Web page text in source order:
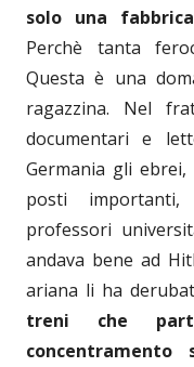
solo una
Perchè tanta
Questa è una
ragazzina. Nel
documentari e
Germania gli
posti importanti,
professori
andava bene ad
ariana li ha
treni che